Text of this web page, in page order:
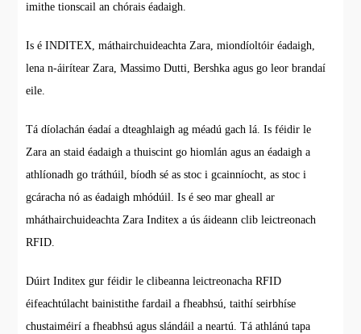
imithe tionscail an chórais éadaigh.
Is é INDITEX, máthairchuideachta Zara, miondíoltóir éadaigh,
lena n-áirítear Zara, Massimo Dutti, Bershka agus go leor brandaí
eile.
Tá díolachán éadaí a dteaghlaigh ag méadú gach lá. Is féidir le
Zara an staid éadaigh a thuiscint go hiomlán agus an éadaigh a
athlíonadh go tráthúil, bíodh sé as stoc i gcainníocht, as stoc i
gcáracha nó as éadaigh mhódúil. Is é seo mar gheall ar
mháthairchuideachta Zara Inditex a ús áideann clib leictreonach
RFID.
Dúirt Inditex gur féidir le clibeanna leictreonacha RFID
éifeachtúlacht bainistithe fardail a fheabhsú, taithí seirbhíse
chustaiméirí a fheabhsú agus slándáil a neartú. Tá athlánú tapa